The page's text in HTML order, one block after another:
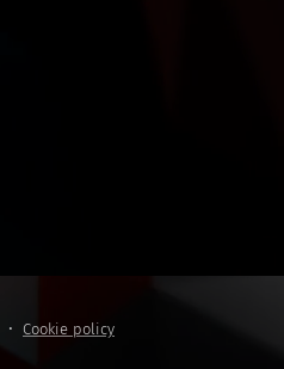
Cookie policy